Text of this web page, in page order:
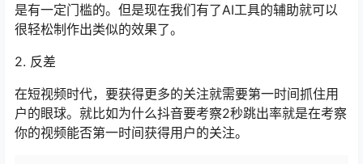
是有一定门槛的。但是现在我们有了AI工具的辅助就可以
很轻松制作出类似的效果了。
2. 反差
在短视频时代，要获得更多的关注就需要第一时间抓住用
户的眼球。就比如为什么抖音要考察2秒跳出率就是在考察
你的视频能否第一时间获得用户的关注。